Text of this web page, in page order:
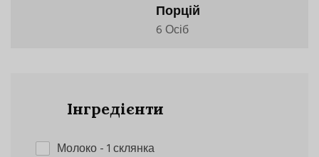
Порцій
6 Осіб
Інгредієнти
Молоко- 1 склянка